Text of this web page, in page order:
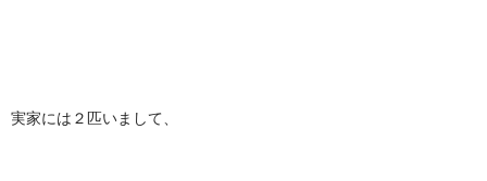
実家には２匹いまして、